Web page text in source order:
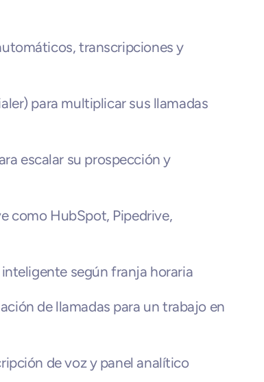
transcripciones y
para multiplicar sus llamadas
escalar su prospección y
como HubSpot, Pipedrive,
según franja horaria
de llamadas para un trabajo en
de voz y panel analítico